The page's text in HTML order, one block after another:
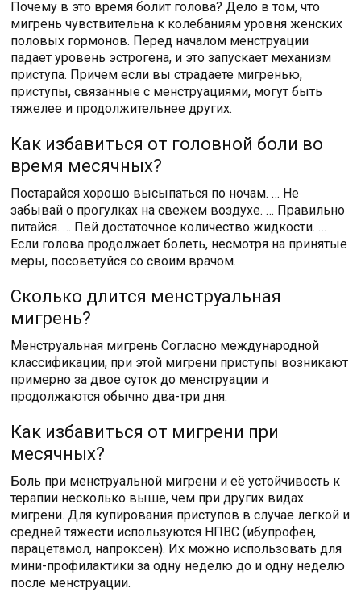
Почему в это время болит голова? Дело в том, что
мигрень чувствительна к колебаниям уровня женских
половых гормонов. Перед началом менструации
падает уровень эстрогена, и это запускает механизм
приступа. Причем если вы страдаете мигренью,
приступы, связанные с менструациями, могут быть
тяжелее и продолжительнее других.
Как избавиться от головной боли во
время месячных?
Постарайся хорошо высыпаться по ночам. … Не
забывай о прогулках на свежем воздухе. … Правильно
питайся. … Пей достаточное количество жидкости. …
Если голова продолжает болеть, несмотря на принятые
меры, посоветуйся со своим врачом.
Сколько длится менструальная
мигрень?
Менструальная мигрень Согласно международной
классификации, при этой мигрени приступы возникают
примерно за двое суток до менструации и
продолжаются обычно два-три дня.
Как избавиться от мигрени при
месячных?
Боль при менструальной мигрени и её устойчивость к
терапии несколько выше, чем при других видах
мигрени. Для купирования приступов в случае легкой и
средней тяжести используются НПВС (ибупрофен,
парацетамол, напроксен). Их можно использовать для
мини-профилактики за одну неделю до и одну неделю
после менструации.